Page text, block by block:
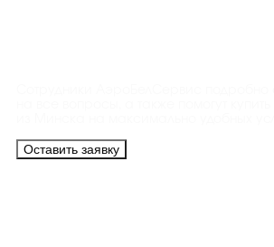
Оставить заявку